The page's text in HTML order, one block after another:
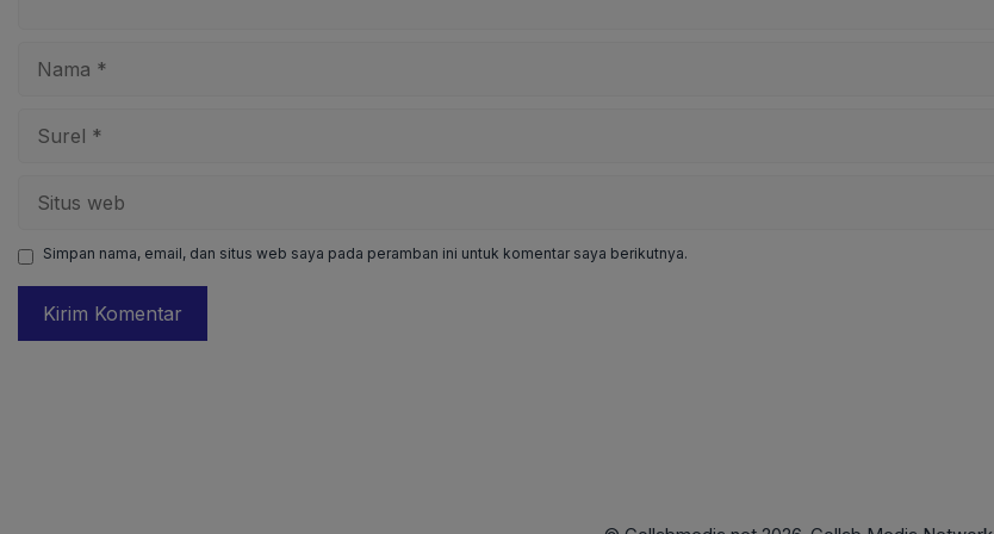
Simpan nama, email, dan situs web saya pada peramban ini untuk komentar saya berikutnya.